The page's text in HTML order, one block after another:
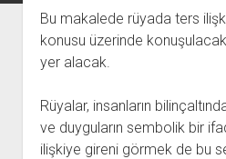
Sayfa
Shorts Abone
Bu makalede rüyada ters
konusu üzerinde
yer alacak.
Rüyalar, insanların
ve duyguların sembolik bir
ilişkiye gireni görmek de bu